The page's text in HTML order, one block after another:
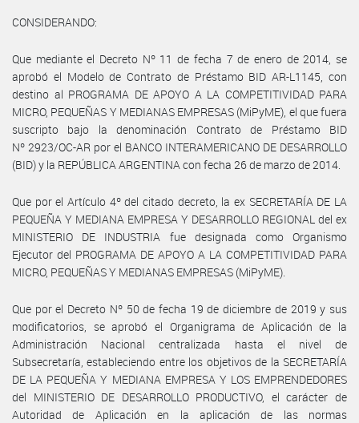
CONSIDERANDO:
Que mediante el Decreto Nº 11 de fecha 7 de enero de 2014, se
aprobó el Modelo de Contrato de Préstamo BID AR-L1145, con
destino al PROGRAMA DE APOYO A LA COMPETITIVIDAD PARA
MICRO, PEQUEÑAS Y MEDIANAS EMPRESAS (MiPyME), el que fuera
suscripto bajo la denominación Contrato de Préstamo BID
Nº 2923/OC-AR por el BANCO INTERAMERICANO DE DESARROLLO
(BID) y la REPÚBLICA ARGENTINA con fecha 26 de marzo de 2014.
Que por el Artículo 4º del citado decreto, la ex SECRETARÍA DE LA
PEQUEÑA Y MEDIANA EMPRESA Y DESARROLLO REGIONAL del ex
MINISTERIO DE INDUSTRIA fue designada como Organismo
Ejecutor del PROGRAMA DE APOYO A LA COMPETITIVIDAD PARA
MICRO, PEQUEÑAS Y MEDIANAS EMPRESAS (MiPyME).
Que por el Decreto Nº 50 de fecha 19 de diciembre de 2019 y sus
modificatorios, se aprobó el Organigrama de Aplicación de la
Administración Nacional centralizada hasta el nivel de
Subsecretaría, estableciendo entre los objetivos de la SECRETARÍA
DE LA PEQUEÑA Y MEDIANA EMPRESA Y LOS EMPRENDEDORES
del MINISTERIO DE DESARROLLO PRODUCTIVO, el carácter de
Autoridad de Aplicación en la aplicación de las normas